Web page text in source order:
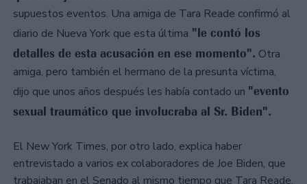
supuestos eventos. Una amiga de Tara Reade confirmó al
diario de Nueva York que esta última "le contó los
detalles de esta acusación en ese momento". Otra
amiga, pero también el hermano de la presunta víctima,
dijo que unos años después les había contado un "evento
sexual traumático que involucraba al Sr. Biden".
El New York Times, por otro lado, explica haber
entrevistado a varios ex colaboradores de Joe Biden, que
trabajaban en el Senado al mismo tiempo que Tara Reade,